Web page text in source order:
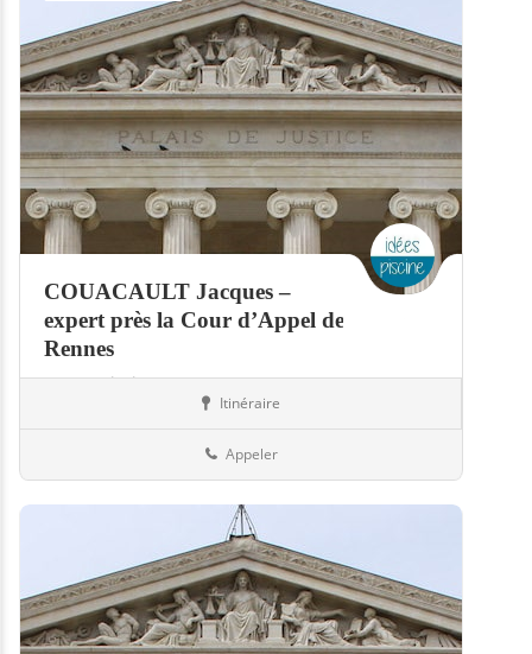
COUACAULT Jacques –
expert près la Cour d’Appel de
Rennes
Expert piscine
Itinéraire
Appeler